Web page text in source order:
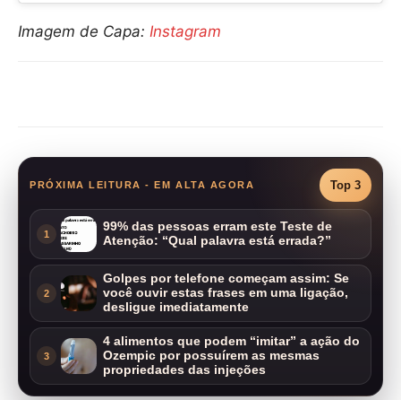
Imagem de Capa: Instagram
PRÓXIMA LEITURA - EM ALTA AGORA Top 3
1
99% das pessoas erram este Teste de
Atenção: “Qual palavra está errada?”
2
Golpes por telefone começam assim: Se
você ouvir estas frases em uma ligação,
desligue imediatamente
3
4 alimentos que podem “imitar” a ação do
Ozempic por possuírem as mesmas
propriedades das injeções